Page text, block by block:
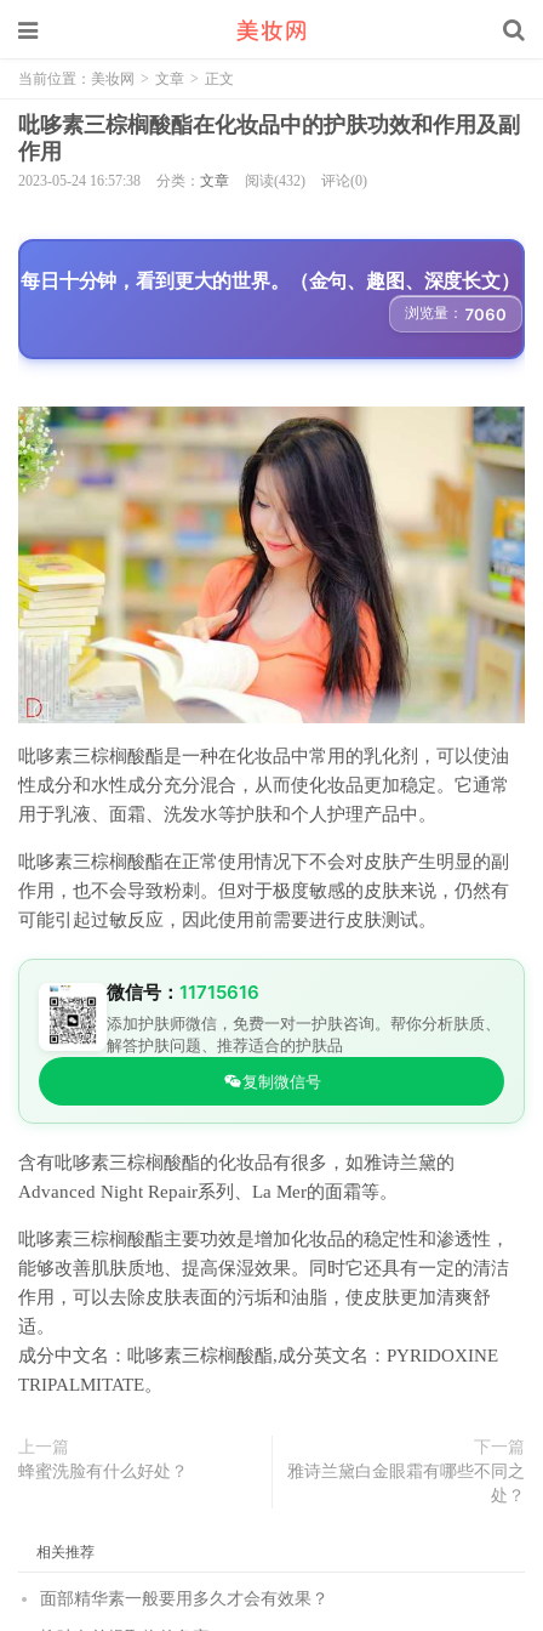
当前位置： 美妆网 > 文章 > 正文
吡哆素三棕榈酸酯在化妆品中的护肤功效和作用及副
作用
2023-05-24 16:57:38 分类： 文章 阅读(432) 评论(0)
每日十分钟，看到更大的世界。（金句、趣图、深度长文）
浏览量： 7060
吡哆素三棕榈酸酯是一种在化妆品中常用的乳化剂，可以使油
性成分和水性成分充分混合，从而使化妆品更加稳定。它通常
用于乳液、面霜、洗发水等护肤和个人护理产品中。
吡哆素三棕榈酸酯在正常使用情况下不会对皮肤产生明显的副
作用，也不会导致粉刺。但对于极度敏感的皮肤来说，仍然有
可能引起过敏反应，因此使用前需要进行皮肤测试。
微信号： 11715616
添加护肤师微信，免费一对一护肤咨询。帮你分析肤质、
解答护肤问题、推荐适合的护肤品
复制微信号
含有吡哆素三棕榈酸酯的化妆品有很多，如雅诗兰黛的
Advanced Night Repair系列、La Mer的面霜等。
吡哆素三棕榈酸酯主要功效是增加化妆品的稳定性和渗透性，
能够改善肌肤质地、提高保湿效果。同时它还具有一定的清洁
作用，可以去除皮肤表面的污垢和油脂，使皮肤更加清爽舒
适。
成分中文名：吡哆素三棕榈酸酯,成分英文名：PYRIDOXINE
TRIPALMITATE。
上一篇
蜂蜜洗脸有什么好处？
下一篇
雅诗兰黛白金眼霜有哪些不同之
处？
相关推荐
面部精华素一般要用多久才会有效果？